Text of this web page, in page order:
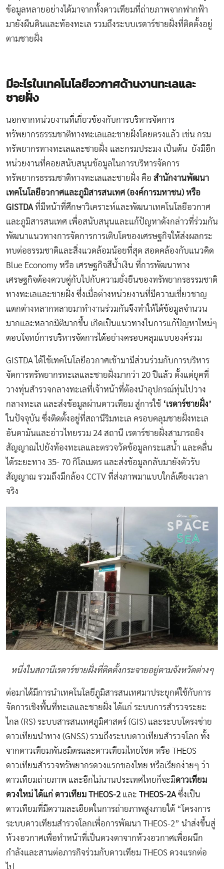
ข้อมูลหลายอย่างได้มาจากทั้งดาวเทียมที่ถ่ายภาพจากฟากฟ้า
มายังผืนดินและท้องทะเล รวมถึงระบบเรดาร์ชายฝั่งที่ติดตั้งอยู่
ตามชายฝั่ง
มีอะไรในเทคโนโลยีอวกาศด้านงานทะเลและ
ชายฝั่ง
นอกจากหน่วยงานที่เกี่ยวข้องกับการบริหารจัดการ
ทรัพยากรธรรมชาติทางทะเลและชายฝั่งโดยตรงแล้ว เช่น กรม
ทรัพยากรทางทะเลและชายฝั่ง และกรมประมง เป็นต้น ยังมีอีก
หน่วยงานที่คอยสนับสนุนข้อมูลในการบริหารจัดการ
ทรัพยากรธรรมชาติทางทะเลและชายฝั่ง คือ สำนักงานพัฒนา
เทคโนโลยีอวกาศและภูมิสารสนเทศ (องค์การมหาชน) หรือ
GISTDA ที่มีหน้าที่ศึกษาวิเคราะห์และพัฒนาเทคโนโลยีอวกาศ
และภูมิสารสนเทศ เพื่อสนับสนุนและแก้ปัญหาดังกล่าวที่ร่วมกัน
พัฒนาแนวทางการจัดการการเติบโตของเศรษฐกิจให้ส่งผลกระ
ทบต่อธรรมชาติและสิ่งแวดล้อมน้อยที่สุด สอดคล้องกับแนวคิด
Blue Economy หรือ เศรษฐกิจสีน้ำเงิน ที่การพัฒนาทาง
เศรษฐกิจต้องควบคู่กับไปกับความยั่งยืนของทรัพยากรธรรมชาติ
ทางทะเลและชายฝั่ง ซึ่งเมื่อต่างหน่วยงานที่มีความเชี่ยวชาญ
แตกต่างหลากหลายมาทำงานร่วมกันจึงทำให้ได้ข้อมูลจำนวน
มากและหลากมิติมากขึ้น เกิดเป็นแนวทางในการแก้ปัญหาใหม่ๆ
ตอบโจทย์การบริหารจัดการได้อย่างครอบคลุมแบบองค์รวม
GISTDA ได้ใช้เทคโนโลยีอวกาศเข้ามามีส่วนร่วมกับการบริหาร
จัดการทรัพยากรทะเลและชายฝั่งมากว่า 20 ปีแล้ว ตั้งแต่ยุคที่
วางทุ่นสำรวจกลางทะเลที่เจ้าหน้าที่ต้องนำอุปกรณ์ทุ่นไปวาง
กลางทะเล เเละส่งข้อมูลผ่านดาวเทียม สู่การใช้ ‘เรดาร์ชายฝั่ง’
ในปัจจุบัน ซึ่งติดตั้งอยู่ที่สถานีริมทะเล ครอบคลุมชายฝั่งทะเล
อันดามันและอ่าวไทยรวม 24 สถานี เรดาร์ชายฝั่งสามารถยิง
สัญญาณไปยังท้องทะเลและตรวจวัดข้อมูลกระแสน้ำ และคลื่น
ได้ระยะทาง 35- 70 กิโลเมตร และส่งข้อมูลกลับมายังตัวรับ
สัญญาณ รวมถึงมีกล้อง CCTV ที่ส่งภาพมาแบบใกล้เคียงเวลา
จริง
หนึ่งในสถานีเรดาร์ชายฝั่งที่ติดตั้งกระจายอยู่ตามจังหวัดต่างๆ
ต่อมาได้มีการนำเทคโนโลยีภูมิสารสนเทศมาประยุกต์ใช้กับการ
จัดการเชิงพื้นที่ทะเลและชายฝั่ง ได้แก่ ระบบการสำรวจระยะ
ไกล (RS) ระบบสารสนเทศภูมิศาสตร์ (GIS) และระบบโครงข่าย
ดาวเทียมนำทาง (GNSS) รวมถึงระบบดาวเทียมสำรวจโลก ทั้ง
จากดาวเทียมพันธมิตรและดาวเทียมไทยโชต หรือ THEOS
ดาวเทียมสำรวจทรัพยากรดวงแรกของไทย หรือเรียกง่ายๆ ว่า
ดาวเทียมถ่ายภาพ และอีกไม่นานประเทศไทยก็จะมีดาวเทียม
ดวงใหม่ ได้แก่ ดาวเทียม THEOS-2 และ THEOS-2A ซึ่งเป็น
ดาวเทียมที่มีความละเอียดในการถ่ายภาพสูงภายใต้ “โครงการ
ระบบดาวเทียมสำรวจโลกเพื่อการพัฒนา THEOS-2” นำส่งขึ้นสู่
ห้วงอวกาศเพื่อทำหน้าที่เป็นดวงตาจากห้วงอวกาศเพื่อผนึก
กำลังและสานต่อภารกิจร่วมกับดาวเทียม THEOS ดวงแรกต่อ
ไป